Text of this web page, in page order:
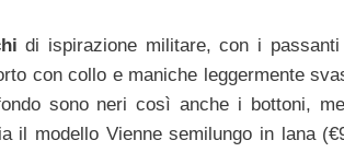
di ispirazione militare, con i
con collo e maniche leggermente
sono neri così anche i bottoni,
il modello Vienne semilungo in lana